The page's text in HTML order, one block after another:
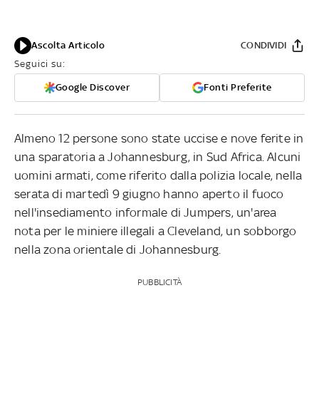
Ascolta Articolo
Seguici su:
Google Discover Fonti Preferite
CONDIVIDI
Almeno 12 persone sono state uccise e nove ferite in
una sparatoria a Johannesburg, in Sud Africa. Alcuni
uomini armati, come riferito dalla polizia locale, nella
serata di martedì 9 giugno hanno aperto il fuoco
nell'insediamento informale di Jumpers, un'area
nota per le miniere illegali a Cleveland, un sobborgo
nella zona orientale di Johannesburg.
PUBBLICITÀ